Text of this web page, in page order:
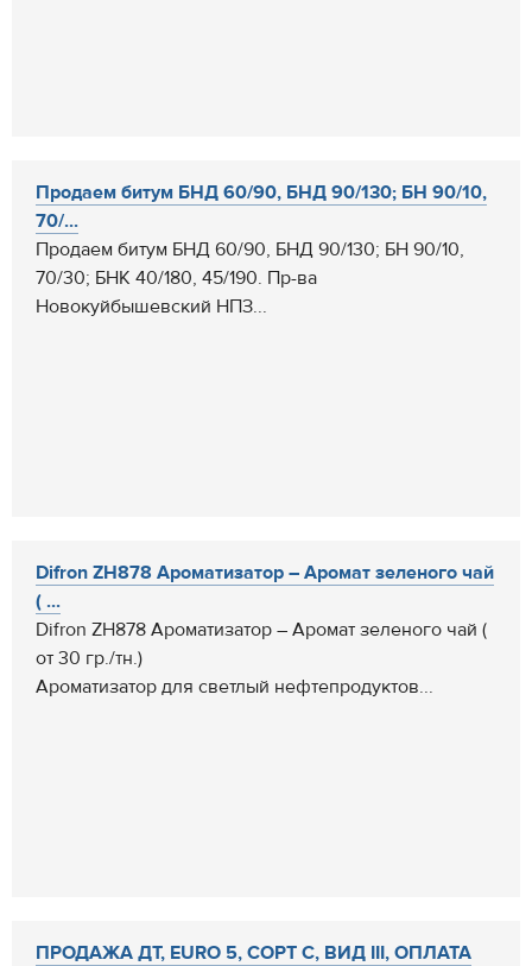
Продаем битум БНД 60/90, БНД 90/130; БН 90/10,
70/...
Продаем битум БНД 60/90, БНД 90/130; БН 90/10,
70/30; БНК 40/180, 45/190. Пр-ва
Новокуйбышевский НПЗ...
Difron ZH878 Ароматизатор – Аромат зеленого чай
( ...
Difron ZH878 Ароматизатор – Аромат зеленого чай (
от 30 гр./тн.)
Ароматизатор для светлый нефтепродуктов...
ПРОДАЖА ДТ, EURO 5, СОРТ С, ВИД III, ОПЛАТА